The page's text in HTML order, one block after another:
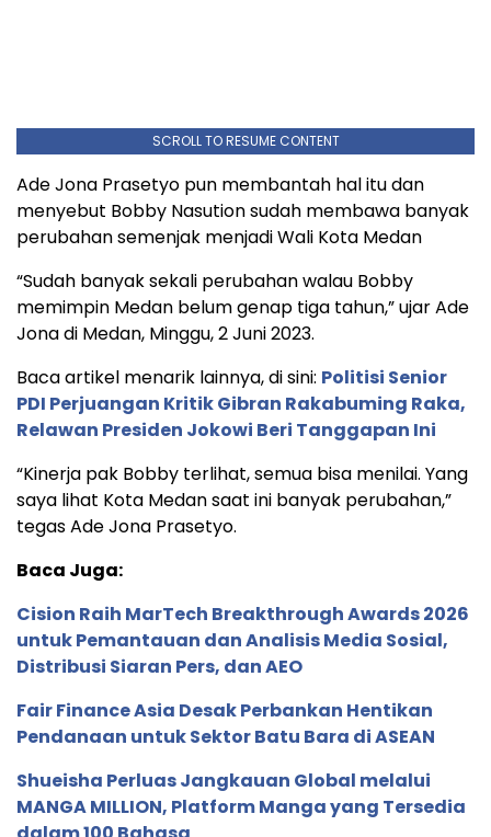
SCROLL TO RESUME CONTENT
Ade Jona Prasetyo pun membantah hal itu dan
menyebut Bobby Nasution sudah membawa banyak
perubahan semenjak menjadi Wali Kota Medan
“Sudah banyak sekali perubahan walau Bobby
memimpin Medan belum genap tiga tahun,” ujar Ade
Jona di Medan, Minggu, 2 Juni 2023.
Baca artikel menarik lainnya, di sini: Politisi Senior
PDI Perjuangan Kritik Gibran Rakabuming Raka,
Relawan Presiden Jokowi Beri Tanggapan Ini
“Kinerja pak Bobby terlihat, semua bisa menilai. Yang
saya lihat Kota Medan saat ini banyak perubahan,”
tegas Ade Jona Prasetyo.
Baca Juga:
Cision Raih MarTech Breakthrough Awards 2026
untuk Pemantauan dan Analisis Media Sosial,
Distribusi Siaran Pers, dan AEO
Fair Finance Asia Desak Perbankan Hentikan
Pendanaan untuk Sektor Batu Bara di ASEAN
Shueisha Perluas Jangkauan Global melalui
MANGA MILLION, Platform Manga yang Tersedia